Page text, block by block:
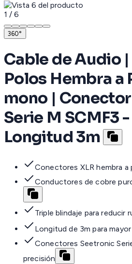
1 / 6
360°
Cable de Audio |
Polos Hembra a
mono |
Serie M SCMF3
Longitud 3m
Conectores XLR hembra a
Conductores de cobre
Triple blindaje para reducir
Longitud de 3m para
Conectores Seetronic
precisión